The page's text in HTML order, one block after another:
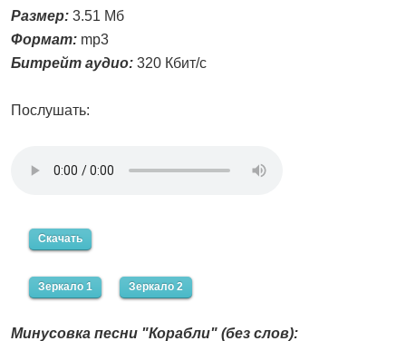
Размер: 3.51 Мб
Формат: mp3
Битрейт аудио: 320 Кбит/с
Послушать:
Скачать
Зеркало 1 Зеркало 2
Минусовка песни "Корабли" (без слов):